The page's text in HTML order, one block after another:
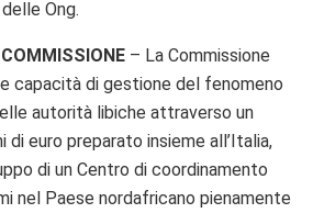
Ong.
– La Commissione
capacità di gestione del fenomeno
autorità libiche attraverso un
euro preparato insieme all’Italia,
di un Centro di coordinamento
nel Paese nordafricano pienamente